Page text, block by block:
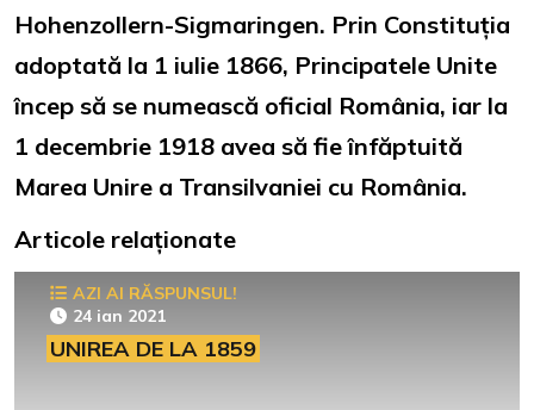
Hohenzollern-Sigmaringen. Prin Constituția
adoptată la 1 iulie 1866, Principatele Unite
încep să se numească oficial România, iar la
1 decembrie 1918 avea să fie înfăptuită
Marea Unire a Transilvaniei cu România.
Articole relaționate
AZI AI RĂSPUNSUL!
24 ian 2021
UNIREA DE LA 1859